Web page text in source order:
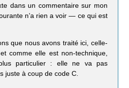
dans un commentaire sur mon
n’a rien a voir — ce qui est
que nous avons traité ici, celle-
comme elle est non-technique,
particulier : elle ne va pas
juste à coup de code C.